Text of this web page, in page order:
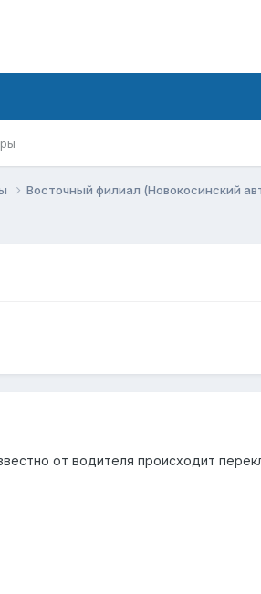
Восточный филиал (Новокосинский
от водителя происходит